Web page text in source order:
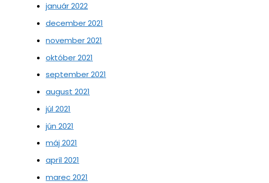
január 2022
december 2021
november 2021
október 2021
september 2021
august 2021
júl 2021
jún 2021
máj 2021
apríl 2021
marec 2021